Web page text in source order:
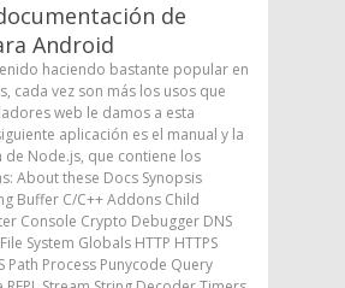
de
Android
haciendo bastante popular en
cada vez son más los usos que
web le damos a esta
aplicación es el manual y la
de Node.js, que contiene los
About these Docs Synopsis
Buffer C/C++ Addons Child
Console Crypto Debugger DNS
System Globals HTTP HTTPS
Path Process Punycode Query